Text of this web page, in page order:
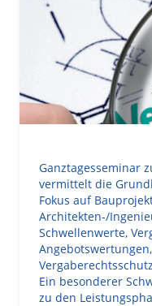
Ganztagesseminar
vermittelt die
Fokus auf
Architekten-/
Schwellenwerte,
Ein besonderer
zu den